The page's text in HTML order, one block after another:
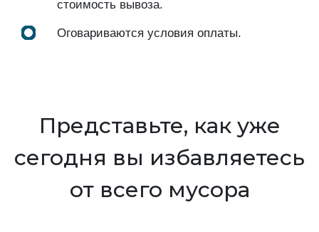
стоимость вывоза.
Оговариваются условия оплаты.
Представьте, как уже
сегодня вы избавляетесь
от всего мусора